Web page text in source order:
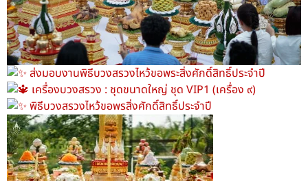
ส่งมอบงานพิธีบวงสรวงไหว้ขอพระสิ่งศักดิ์สิทธิ์ประจำปี
เครื่องบวงสรวง : ชุดขนาดใหญ่ ชุด VIP1 (เครื่อง ๙)
พิธีบวงสรวงไหว้ขอพรสิ่งศักดิ์สิทธิ์ประจำปี